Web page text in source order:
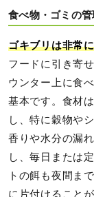
食べ物・ゴミの管
ゴキブリは非常
フードに引き寄
ウンター上に食
基本です。食材
し、特に穀物や
香りや水分の漏
し、毎日または
トの餌も夜間ま
に片付けること